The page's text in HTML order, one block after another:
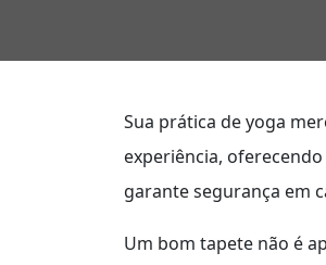
Sua prática de yoga
experiência, oferecendo
garante segurança em
Um bom tapete não é